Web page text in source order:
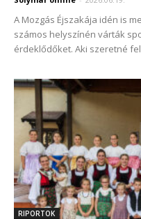
A Mozgás Éjszakája idén is
számos helyszínén várták
érdeklődőket. Aki szeretné
RIPORTOK